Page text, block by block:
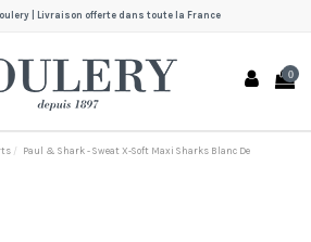
| Livraison offerte dans toute la France
0
Paul & Shark - Sweat X-Soft Maxi Sharks Blanc De